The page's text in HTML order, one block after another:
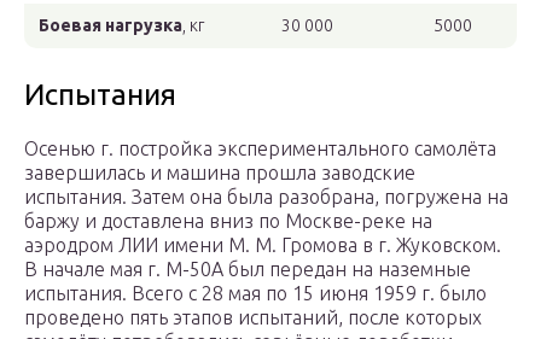
Боевая нагрузка , кг 30 000 5000
Испытания
Осенью г. постройка экспериментального самолёта
завершилась и машина прошла заводские
испытания. Затем она была разобрана, погружена на
баржу и доставлена вниз по Москве-реке на
аэродром ЛИИ имени М. М. Громова в г. Жуковском.
В начале мая г. М-50А был передан на наземные
испытания. Всего с 28 мая по 15 июня 1959 г. было
проведено пять этапов испытаний, после которых